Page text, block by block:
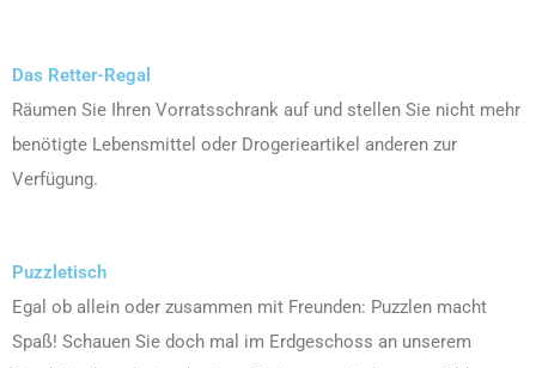
Das Retter-Regal
Räumen Sie Ihren Vorratsschrank auf und stellen Sie nicht mehr
benötigte Lebensmittel oder Drogerieartikel anderen zur
Verfügung.
Puzzletisch
Egal ob allein oder zusammen mit Freunden: Puzzlen macht
Spaß! Schauen Sie doch mal im Erdgeschoss an unserem